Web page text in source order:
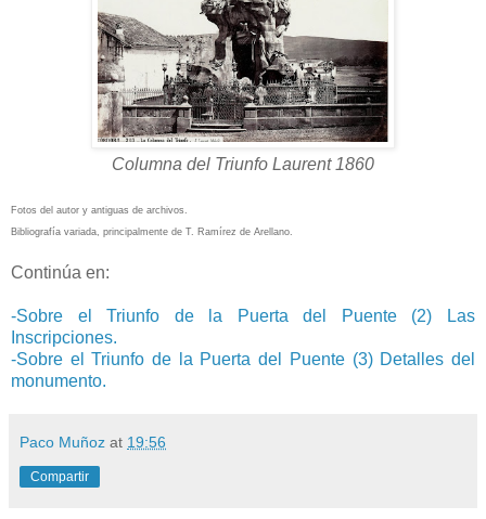
Columna del Triunfo Laurent 1860
Fotos del autor y antiguas de archivos.
Bibliografía variada, principalmente de T. Ramírez de Arellano.
Continúa en:
-Sobre el Triunfo de la Puerta del Puente (2) Las
Inscripciones.
-Sobre el Triunfo de la Puerta del Puente (3) Detalles del
monumento.
Paco Muñoz at 19:56
Compartir